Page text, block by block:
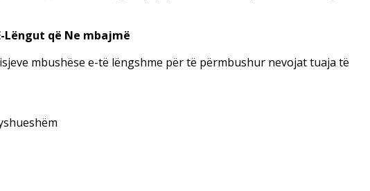
Lëngut që Ne mbajmë
mbushëse e-të lëngshme për të përmbushur nevojat tuaja të